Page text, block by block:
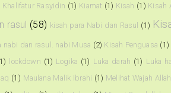
Khalifatur Rasyidin (1) Kiamat (1) Kisah (1) Kisah
rasul (58) kisah para Nabi dan Rasul (1)
nabi dan rasul. nabi Musa (2) Kisah Penguasa (1)
lockdown (1) Logika (1) Luka darah (1) Luka
(1) Maulana Malik Ibrahi (1) Melihat Wajah Allah